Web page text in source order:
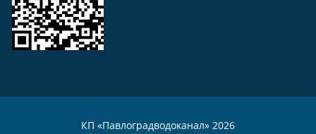
КП «Павлоградводоканал» 2026